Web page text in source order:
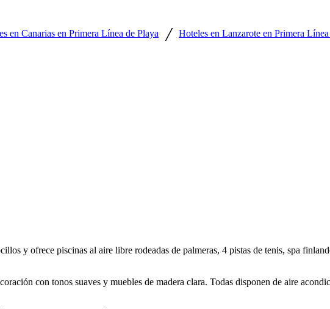
en Canarias en Primera Línea de Playa / Hoteles en Lanzarote en Primera
y ofrece piscinas al aire libre rodeadas de palmeras, 4 pistas de tenis, spa
con tonos suaves y muebles de madera clara. Todas disponen de aire